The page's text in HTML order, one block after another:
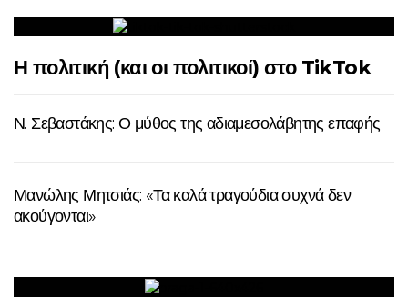
Η πολιτική (και οι πολιτικοί) στο TikTok
Ν. Σεβαστάκης: Ο μύθος της αδιαμεσολάβητης επαφής
Μανώλης Μητσιάς: «Τα καλά τραγούδια συχνά δεν
ακούγονται»